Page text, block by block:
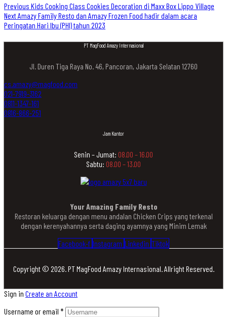
Previous Kids Cooking Class Cookies Decoration di Maxx Box Lippo Village
NextAmazy Family Resto dan Amazy Frozen Food hadir dalam acara
Peringatan Hari Ibu (PHI) tahun 2023
PT MagFood Amazy Internasional
Jl. Duren Tiga Raya No. 46, Pancoran, Jakarta Selatan 12760
cs.amazy@magfood.com
021-7919-3162
0811-1347-161
0816-866-251
Jam Kantor
Senin – Jumat: 08.00 – 16.00
Sabtu: 08.00 – 13.00
Your Amazing Family Resto
Restoran keluarga dengan menu andalan Chicken Crips yang terkenal
dengan kerenyahannya serta daging ayamnya yang Minim Lemak
Facebook-f Instagram Linkedin Tiktok
Copyright © 2026. PT MagFood Amazy Internasional. Allright Reserved.
Sign in Create an Account
Username or email *